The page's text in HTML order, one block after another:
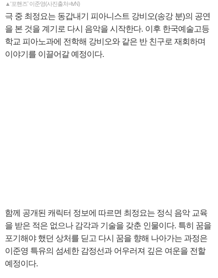
▲‘포핸즈’ 이준영(사진출처=tvN)
극 중 최정요는 동갑내기 피아니스트 강비오(송강 분)의 공연
을 본 것을 계기로 다시 음악을 시작한다. 이후 한국예술고등
학교 피아노과에 전학해 강비오와 같은 반 친구로 재회하며
이야기를 이끌어갈 예정이다.
​함께 공개된 캐릭터 정보에 따르면 최정요는 정식 음악 교육
을 받은 적은 없으나 감각과 기술을 갖춘 인물이다. 특히 꿈을
포기해야 했던 상처를 딛고 다시 꿈을 향해 나아가는 과정은
이준영 특유의 섬세한 감정선과 어우러져 깊은 여운을 전할
예정이다.